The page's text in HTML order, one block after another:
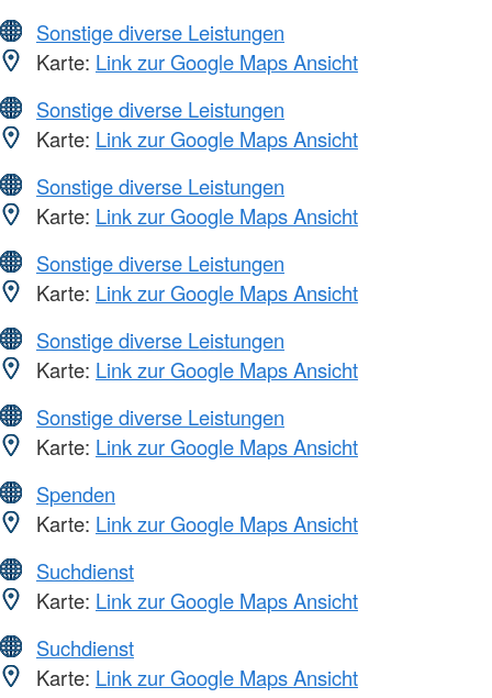
Sonstige diverse Leistungen
Karte: Link zur Google Maps Ansicht
Sonstige diverse Leistungen
Karte: Link zur Google Maps Ansicht
Sonstige diverse Leistungen
Karte: Link zur Google Maps Ansicht
Sonstige diverse Leistungen
Karte: Link zur Google Maps Ansicht
Sonstige diverse Leistungen
Karte: Link zur Google Maps Ansicht
Sonstige diverse Leistungen
Karte: Link zur Google Maps Ansicht
Spenden
Karte: Link zur Google Maps Ansicht
Suchdienst
Karte: Link zur Google Maps Ansicht
Suchdienst
Karte: Link zur Google Maps Ansicht